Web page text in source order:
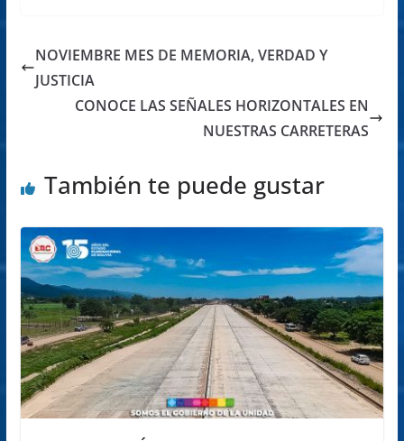
NOVIEMBRE MES DE MEMORIA, VERDAD Y
JUSTICIA
CONOCE LAS SEÑALES HORIZONTALES EN
NUESTRAS CARRETERAS
También te puede gustar